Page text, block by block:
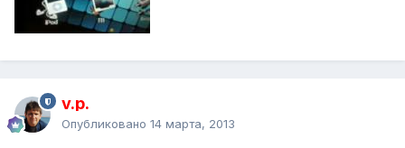
v.p.
Опубликовано 14 марта, 2013